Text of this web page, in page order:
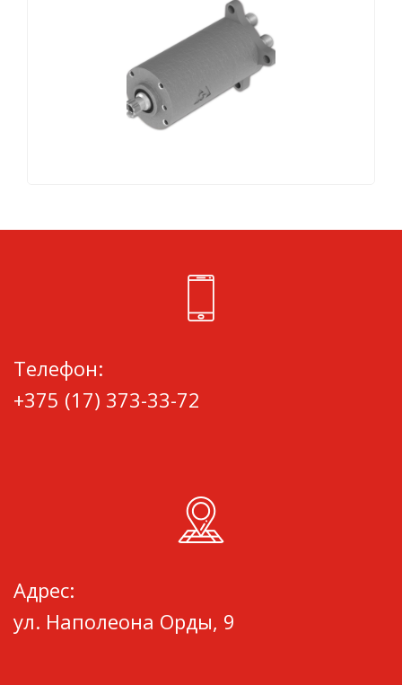
Телефон:
+375 (17) 373-33-72
Адрес:
ул. Наполеона Орды, 9